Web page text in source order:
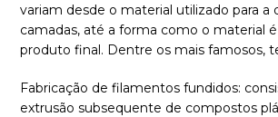
variam desde o material utilizado para a
camadas, até a forma como o material
produto final. Dentre os mais famosos,
Fabricação de filamentos fundidos:
extrusão subsequente de compostos